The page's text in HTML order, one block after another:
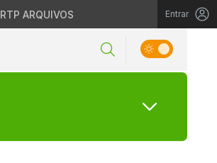
RTP ARQUIVOS Entrar